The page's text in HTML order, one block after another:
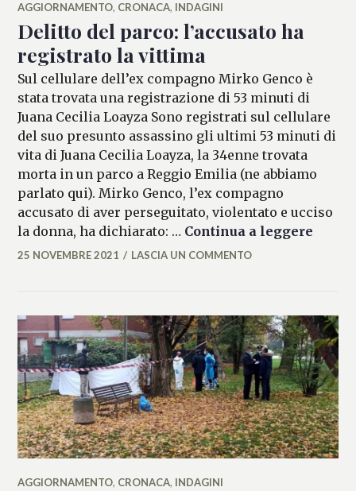
AGGIORNAMENTO, CRONACA, INDAGINI
Delitto del parco: l’accusato ha
registrato la vittima
Sul cellulare dell’ex compagno Mirko Genco è
stata trovata una registrazione di 53 minuti di
Juana Cecilia Loayza Sono registrati sul cellulare
del suo presunto assassino gli ultimi 53 minuti di
vita di Juana Cecilia Loayza, la 34enne trovata
morta in un parco a Reggio Emilia (ne abbiamo
parlato qui). Mirko Genco, l’ex compagno
accusato di aver perseguitato, violentato e ucciso
la donna, ha dichiarato: … Continua a leggere
ALESSIA
25 NOVEMBRE 2021 LASCIA UN COMMENTO
AGGIORNAMENTO, CRONACA, INDAGINI